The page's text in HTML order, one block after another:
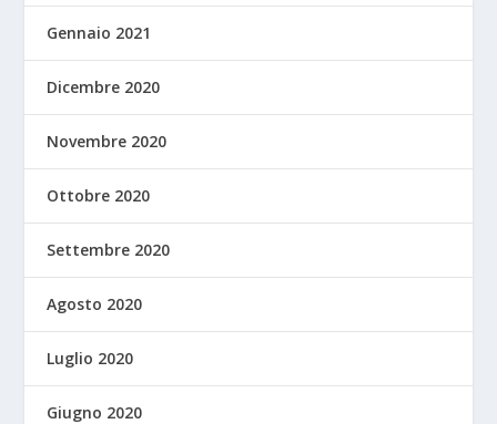
Gennaio 2021
Dicembre 2020
Novembre 2020
Ottobre 2020
Settembre 2020
Agosto 2020
Luglio 2020
Giugno 2020